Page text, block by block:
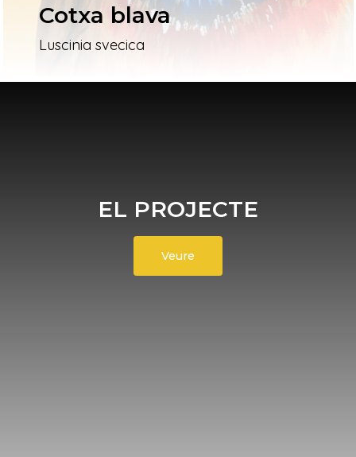
Cotxa blava
Luscinia svecica
EL PROJECTE
Veure